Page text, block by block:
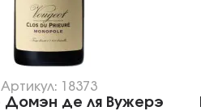
Артикул: 18373
Домэн де ля Вужерэ